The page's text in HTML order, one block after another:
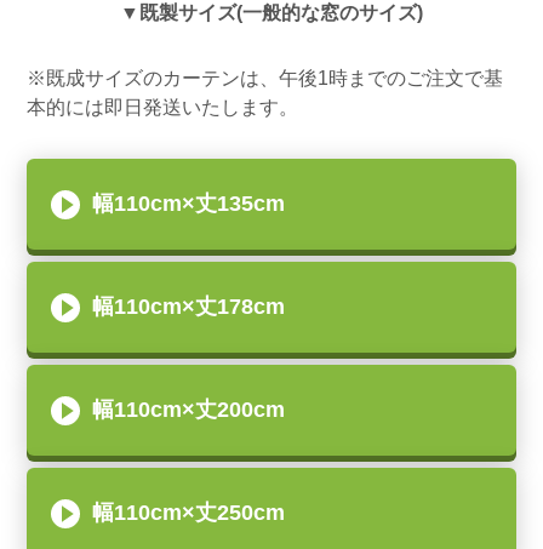
▼既製サイズ(一般的な窓のサイズ)
※既成サイズのカーテンは、午後1時までのご注文で基
本的には即日発送いたします。
幅110cm×丈135cm
幅110cm×丈178cm
幅110cm×丈200cm
幅110cm×丈250cm